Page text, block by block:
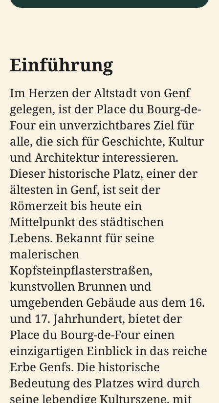
Einführung
Im Herzen der Altstadt von Genf
gelegen, ist der Place du Bourg-de-
Four ein unverzichtbares Ziel für
alle, die sich für Geschichte, Kultur
und Architektur interessieren.
Dieser historische Platz, einer der
ältesten in Genf, ist seit der
Römerzeit bis heute ein
Mittelpunkt des städtischen
Lebens. Bekannt für seine
malerischen
Kopfsteinpflasterstraßen,
kunstvollen Brunnen und
umgebenden Gebäude aus dem 16.
und 17. Jahrhundert, bietet der
Place du Bourg-de-Four einen
einzigartigen Einblick in das reiche
Erbe Genfs. Die historische
Bedeutung des Platzes wird durch
seine lebendige Kulturszene, mit